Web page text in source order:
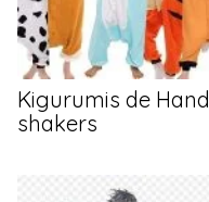
Kigurumis de Hand
shakers